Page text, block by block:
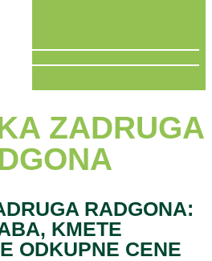
ZADRUGA
RADGONA:
KMETE
ODKUPNE CENE